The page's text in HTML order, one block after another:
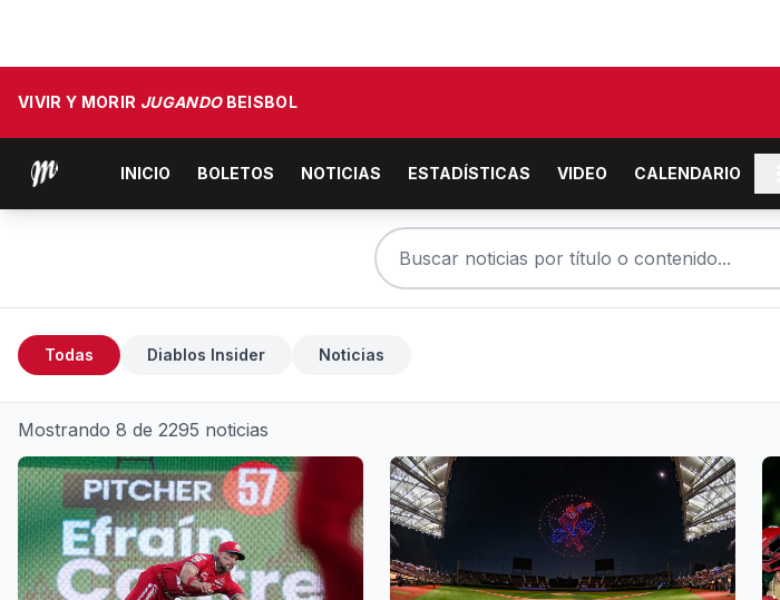
VIVIR Y MORIR JUGANDOBEISBOL
INICIO BOLETOS NOTICIAS ESTADÍSTICAS VIDEO CALENDARIO
Todas Diablos Insider Noticias
Mostrando 8 de 2295 noticias